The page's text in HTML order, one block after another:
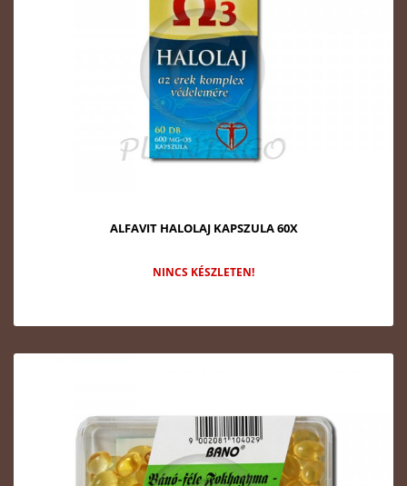
ALFAVIT HALOLAJ KAPSZULA 60X
NINCS KÉSZLETEN!